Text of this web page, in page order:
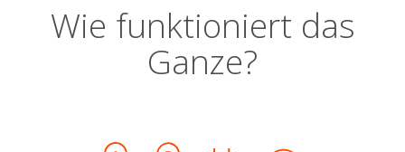
Wie funktioniert das
Ganze?